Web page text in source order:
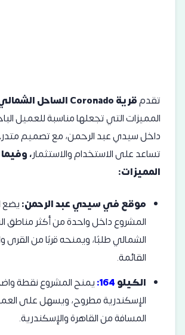
تقدمقرية Coronado الساحل الشمالي
المميزات التي تجعلها مناسبة للعميل
داخل سيدي عبد الرحمن، مع تصميم
تساعد على الاستخدام والاستثمار،
المميزات:
موقع في سيدي عبد الرحمن:يضع
المشروع داخل واحدة من أكثر مناطق
الشمالي طلبًا، ويمنحه قربًا من القرى
القائمة.
الكيلو164: يمنح المشروع نقطة
الإسكندرية مطروح، ويسهل على
المسافة من القاهرة والإسكندرية.